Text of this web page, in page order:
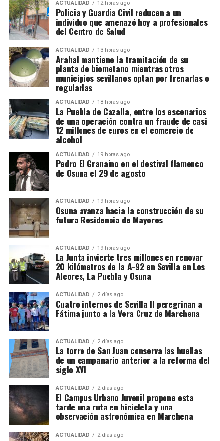
La Fiesta de los Locos tenía un carácter más
medieval y cristiano, pero incorporaba elementos de
festividades anteriores, lo que refuerza la hipótesis
de una herencia romana indirecta.
En Andalucía, hay referencias a laFiesta de los Locos
en pueblos comoMarchena, Gilena, Écija y La
Luisiana. Documentos del siglo XVIII y XIX describen
celebraciones en las que:
Los participantesse disfrazaban y asumían roles
grotescos. Se
organizaban representaciones satíricas. Se producía un
desenfreno controlado, que recordaba las antiguas
festividades de inversión de roles.
El sábado 6 de diciembre, desde las 09:30 horas, el
Auditorio Pepe Marchena acogerá el XXXVI Open
Internacional de Ajedrez “Villa de Marchena”, que
contará con barra a beneficio de la Asociación
Española contra el Cáncer de Marchena y se
completará con actuaciones de magia y un
espectáculo de hipnosis.
La magia seguirá presente el viernes 12 de
diciembre, a las 17:00 horas, con el espectáculo del
ilusionista Al Martin en la Plaza del Padre Alvarado,
con acceso gratuito para todo el público.
Vie. 3 octubre — La Coracha Teatro:
Las plañideras (Sala Carrera)
Sátira con acento andaluz: dos “empleadas del llanto”
velan aAtaúlfomientras diseccionanprecariedad
laboral, hipocresía y supervivencia, mezclando lo
cómico y lo trágico.
compañía confirma en suagenda oficial
Marchena el viernes 3 de octubre(aparece como “Sala
Carreras”). lacorachateatro.com
ACTUALIDAD 12 horas ago
Policia y Guardia Civil reducen a un
individuo que amenazó hoy a profesionales
del Centro de Salud
ACTUALIDAD 13 horas ago
Arahal mantiene la tramitación de su
planta de biometano mientras otros
municipios sevillanos optan por frenarlas o
regularlas
ACTUALIDAD 18 horas ago
La Puebla de Cazalla, entre los escenarios
de una operación contra un fraude de casi
12 millones de euros en el comercio de
alcohol
ACTUALIDAD 19 horas ago
Pedro El Granaino en el destival flamenco
de Osuna el 29 de agosto
ACTUALIDAD 19 horas ago
Osuna avanza hacia la construcción de su
futura Residencia de Mayores
ACTUALIDAD 19 horas ago
La Junta invierte tres millones en renovar
20 kilómetros de la A-92 en Sevilla en Los
Alcores, La Puebla y Osuna
ACTUALIDAD 2 días ago
Cuatro internos de Sevilla II peregrinan a
Fátima junto a la Vera Cruz de Marchena
ACTUALIDAD 2 días ago
La torre de San Juan conserva las huellas
de un campanario anterior a la reforma del
siglo XVI
ACTUALIDAD 2 días ago
El Campus Urbano Juvenil propone esta
tarde una ruta en bicicleta y una
observación astronómica en Marchena
ACTUALIDAD 2 días ago